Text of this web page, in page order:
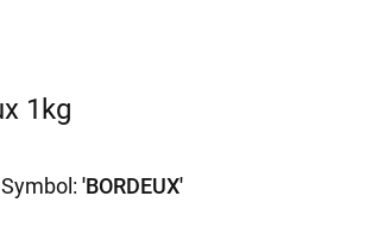
1kg
Symbol: 'BORDEUX'